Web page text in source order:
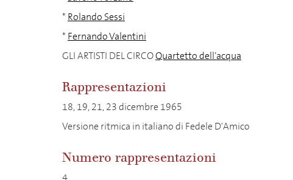
* Rolando Sessi
* Fernando Valentini
GLI ARTISTI DEL CIRCOQuartetto dell’acqua
Rappresentazioni
18, 19, 21, 23 dicembre 1965
Versione ritmica in italiano di Fedele D'Amico
Numero rappresentazioni
4